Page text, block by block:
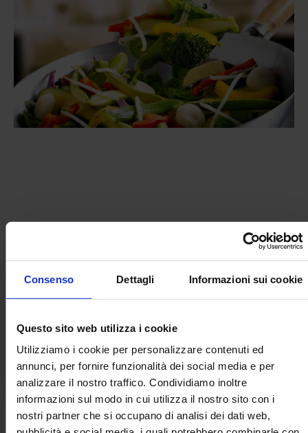
Consenso Dettagli Informazioni sui cookie
Questo sito web utilizza i cookie
Utilizziamo i cookie per personalizzare contenuti ed
annunci, per fornire funzionalità dei social media e per
analizzare il nostro traffico. Condividiamo inoltre
informazioni sul modo in cui utilizza il nostro sito con i
nostri partner che si occupano di analisi dei dati web,
1.pdf
PDF